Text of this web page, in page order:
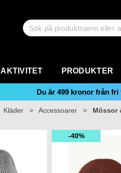
AKTIVITET PRODUKTER
Du är 499 kronor från fri
Kläder > Accessoarer > Mössor
40%